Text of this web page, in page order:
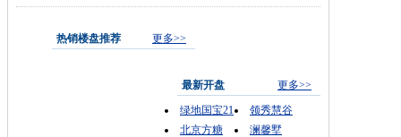
热销楼盘推荐 更多>>
最新开盘
更多>>
绿地国宝21
领秀慧谷
北京方糖
澜馨墅